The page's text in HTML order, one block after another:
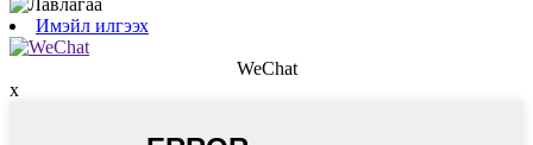
Имэйл илгээх
WeChat
x